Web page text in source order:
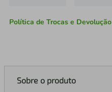
Política de Trocas e Devolução
Sobre o produto